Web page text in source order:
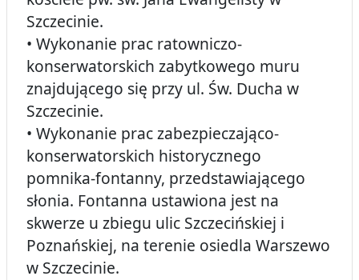
Szczecinie.
• Wykonanie prac ratowniczo-
konserwatorskich zabytkowego muru
znajdującego się przy ul. Św. Ducha w
Szczecinie.
• Wykonanie prac zabezpieczająco-
konserwatorskich historycznego
pomnika-fontanny, przedstawiającego
słonia. Fontanna ustawiona jest na
skwerze u zbiegu ulic Szczecińskiej i
Poznańskiej, na terenie osiedla Warszewo
w Szczecinie.